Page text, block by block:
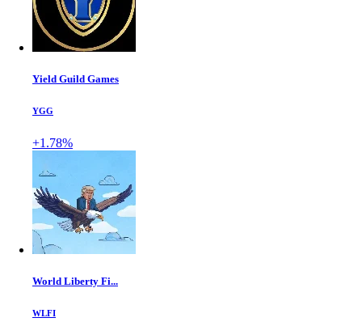
Yield Guild Games
YGG
+1.78%
World Liberty Fi...
WLFI